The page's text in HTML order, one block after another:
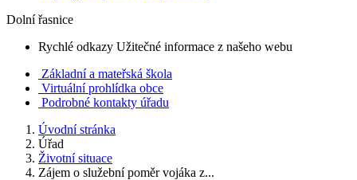
Dolní řasnice
Rychlé odkazy Užitečné informace z našeho webu
Základní a mateřská škola
Virtuální prohlídka obce
Podrobné kontakty úřadu
Úvodní stránka
Úřad
Životní situace
Zájem o služební poměr vojáka z...